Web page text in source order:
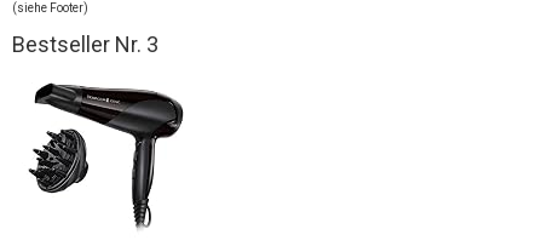
(siehe Footer)
Bestseller Nr. 3